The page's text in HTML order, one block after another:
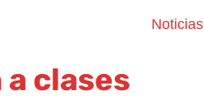
Noticias
a clases